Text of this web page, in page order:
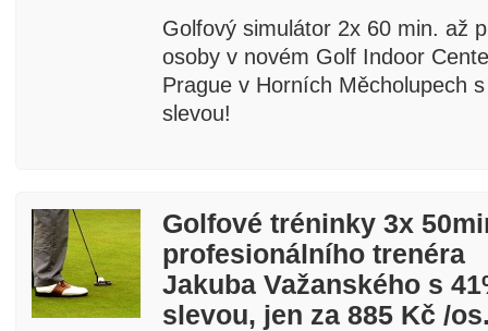
Golfový simulátor 2x 60 min. až
osoby v novém Golf Indoor
Prague v Horních Měcholupech
slevou!
Golfové tréninky 3x
profesionálního trenéra
Jakuba Važanského s
slevou, jen za 885 Kč /